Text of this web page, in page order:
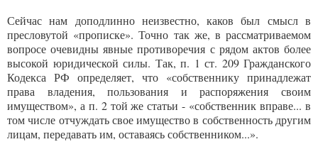
Сейчас нам доподлинно неизвестно, каков был смысл в
пресловутой «прописке». Точно так же, в рассматриваемом
вопросе очевидны явные противоречия с рядом актов более
высокой юридической силы. Так, п. 1 ст. 209 Гражданского
Кодекса РФ определяет, что «собственнику принадлежат
права владения, пользования и распоряжения своим
имуществом», а п. 2 той же статьи - «собственник вправе... в
том числе отчуждать свое имущество в собственность другим
лицам, передавать им, оставаясь собственником...».